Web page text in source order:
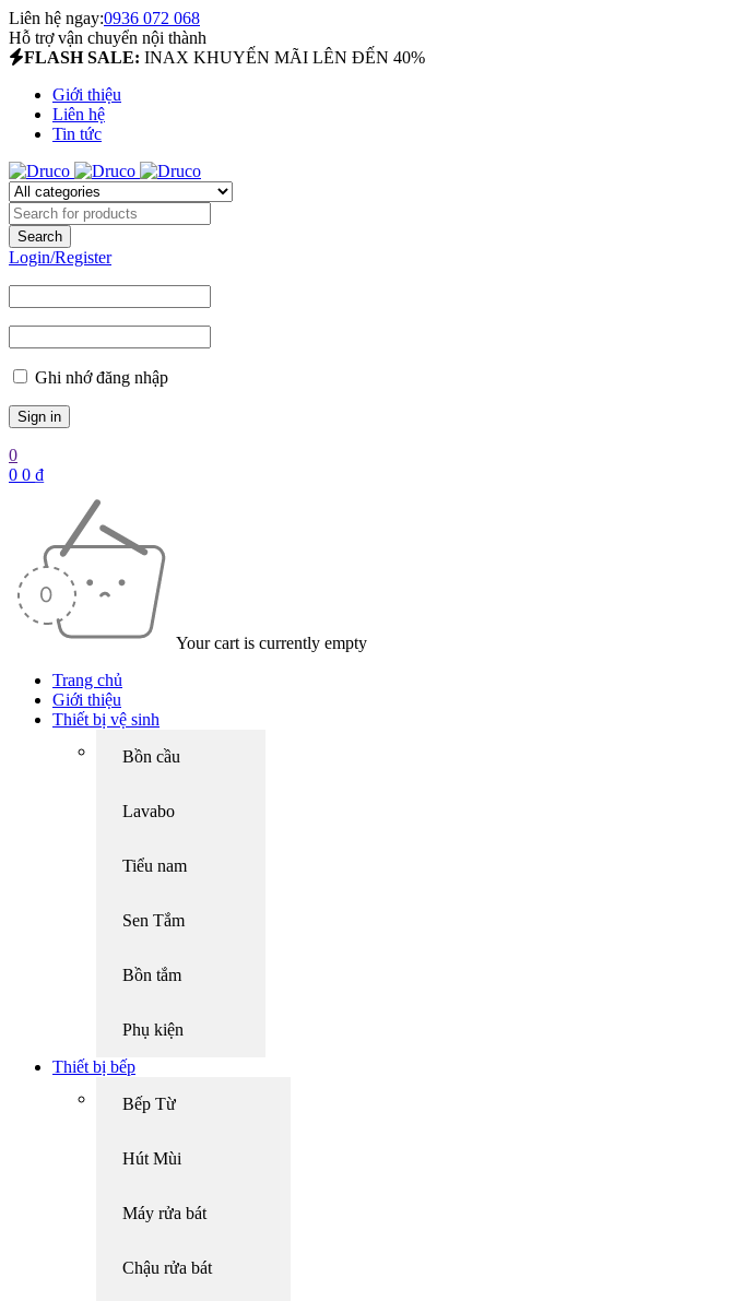
Liên hệ ngay:0936 072 068
Hỗ trợ vận chuyển nội thành
FLASH SALE: INAX KHUYẾN MÃI LÊN ĐẾN 40%
Giới thiệu
Liên hệ
Tin tức
Login/Register
Ghi nhớ đăng nhập
0
0 0 ₫
Your cart is currently empty
Trang chủ
Giới thiệu
Thiết bị vệ sinh
Bồn cầu
Lavabo
Tiểu nam
Sen Tắm
Bồn tắm
Phụ kiện
Thiết bị bếp
Bếp Từ
Hút Mùi
Máy rửa bát
Chậu rửa bát